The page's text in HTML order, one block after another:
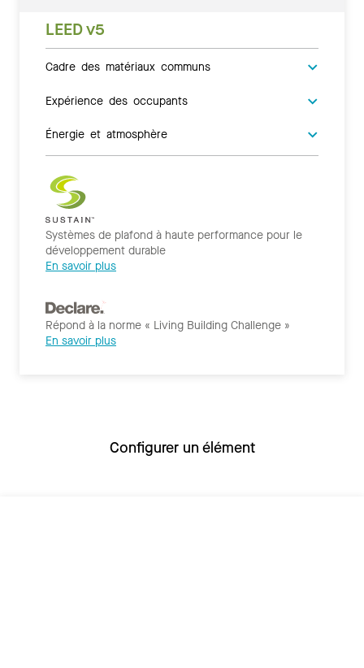
LEED v5
Cadre des matériaux communs
Expérience des occupants
Énergie et atmosphère
Systèmes de plafond à haute performance pour le
développement durable
En savoir plus
Répond à la norme « Living Building Challenge »
En savoir plus
Configurer un élément